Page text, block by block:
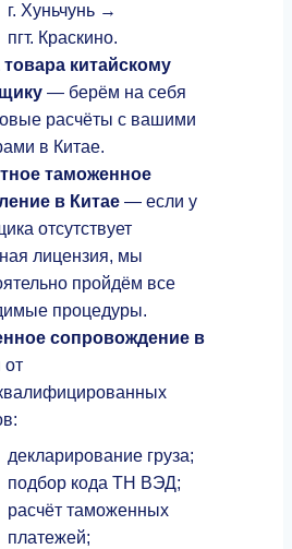
г. Хуньчунь →
пгт. Краскино.
китайскому
— берём на себя
расчёты с вашими
в Китае.
таможенное
в Китае — если у
отсутствует
лицензия, мы
пройдём все
процедуры.
сопровождение в
от
декларирование груза;
подбор кода ТН ВЭД;
расчёт таможенных
платежей;